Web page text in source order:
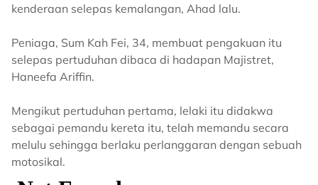
kenderaan selepas kemalangan, Ahad lalu.
Peniaga, Sum Kah Fei, 34, membuat pengakuan itu
selepas pertuduhan dibaca di hadapan Majistret,
Haneefa Ariffin.
Mengikut pertuduhan pertama, lelaki itu didakwa
sebagai pemandu kereta itu, telah memandu secara
melulu sehingga berlaku perlanggaran dengan sebuah
motosikal.